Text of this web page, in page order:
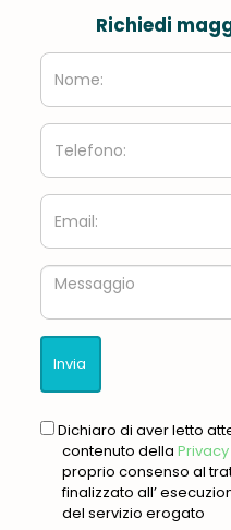
Richiedi
Nome:
Telefono:
Email:
Messaggio
gdpr
Dichiaro di aver letto
contenuto della
proprio consenso al
finalizzato all’
del servizio erogato